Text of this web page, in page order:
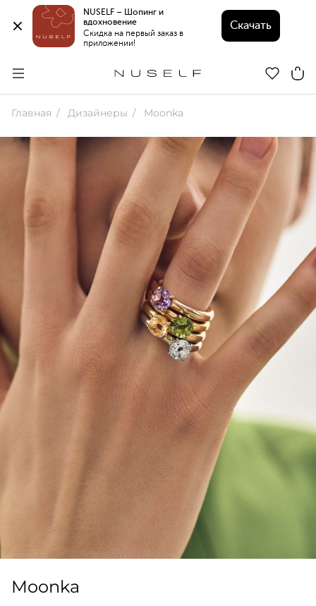
NUSELF – Шопинг и
вдохновение
Скидка на первый заказ в
приложении!
Скачать
Главная Дизайнеры Moonka
Moonka